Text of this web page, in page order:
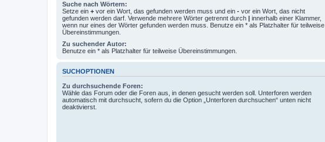
Suche nach Wörtern:
Setze ein + vor ein Wort, das gefunden werden muss und ein - vor ein Wort, das nicht
gefunden werden darf. Verwende mehrere Wörter getrennt durch | innerhalb einer Klammer,
wenn nur eines der Wörter gefunden werden muss. Benutze ein * als Platzhalter für teilweise
Übereinstimmungen.
Zu suchender Autor:
Benutze ein * als Platzhalter für teilweise Übereinstimmungen.
SUCHOPTIONEN
Zu durchsuchende Foren:
Wähle das Forum oder die Foren aus, in denen gesucht werden soll. Unterforen werden
automatisch mit durchsucht, sofern du die Option „Unterforen durchsuchen“ unten nicht
deaktivierst.